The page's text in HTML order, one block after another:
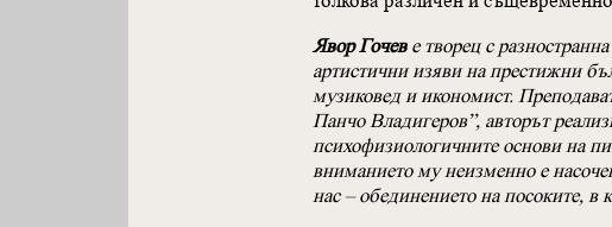
Явор Гочеве творец с
артистични изяви на престижни
музиковед и икономист.
Панчо Владигеров”, авторът
психофизиологичните основи на
вниманието му неизменно е
нас – обединението на посоките, в